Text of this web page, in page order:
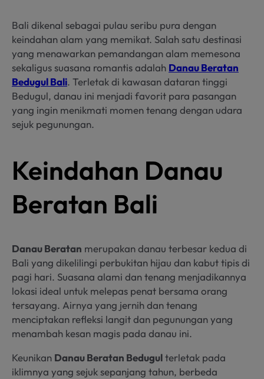
Bali dikenal sebagai pulau seribu pura dengan
keindahan alam yang memikat. Salah satu destinasi
yang menawarkan pemandangan alam memesona
sekaligus suasana romantis adalah Danau Beratan
Bedugul Bali. Terletak di kawasan dataran tinggi
Bedugul, danau ini menjadi favorit para pasangan
yang ingin menikmati momen tenang dengan udara
sejuk pegunungan.
Keindahan Danau
Beratan Bali
Danau Beratan merupakan danau terbesar kedua di
Bali yang dikelilingi perbukitan hijau dan kabut tipis di
pagi hari. Suasana alami dan tenang menjadikannya
lokasi ideal untuk melepas penat bersama orang
tersayang. Airnya yang jernih dan tenang
menciptakan refleksi langit dan pegunungan yang
menambah kesan magis pada danau ini.
Keunikan Danau Beratan Bedugulterletak pada
iklimnya yang sejuk sepanjang tahun, berbeda